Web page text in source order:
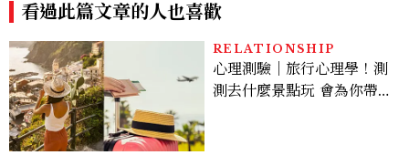
看過此篇文章的人也喜歡
RELATIONSHIP
心理測驗｜旅行心理學！測
測去什麼景點玩 會為你帶來